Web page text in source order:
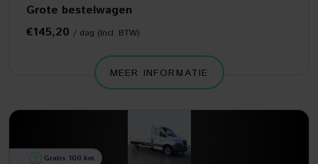
Grote bestelwagen
€145,20 / dag (Incl. BTW)
MEER INFORMATIE
Gratis 100 km